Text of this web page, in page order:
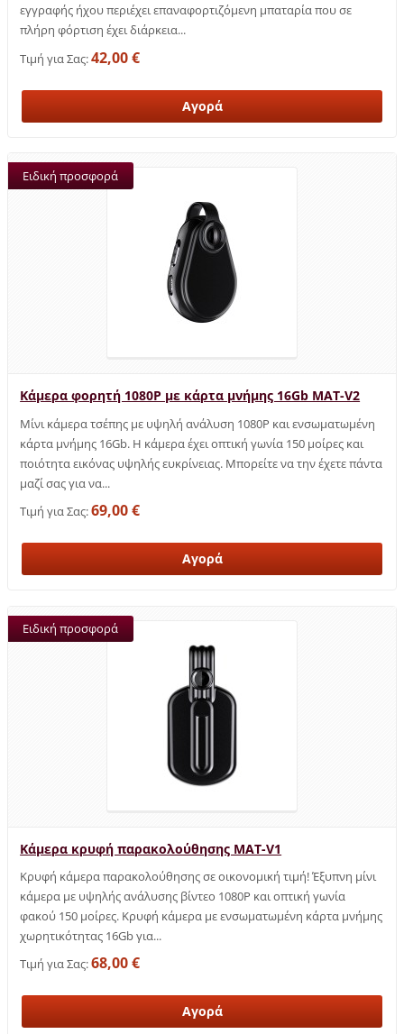
εγγραφής ήχου περιέχει επαναφορτιζόμενη μπαταρία που σε
πλήρη φόρτιση έχει διάρκεια...
Τιμή για Σας:42,00 €
Κάμερα φορητή 1080P με κάρτα μνήμης 16Gb MAT-V2
Ειδική προσφορά
Μίνι κάμερα τσέπης με υψηλή ανάλυση 1080P και ενσωματωμένη
κάρτα μνήμης 16Gb. Η κάμερα έχει οπτική γωνία 150 μοίρες και
ποιότητα εικόνας υψηλής ευκρίνειας. Μπορείτε να την έχετε πάντα
μαζί σας για να...
Τιμή για Σας:69,00 €
Κάμερα κρυφή παρακολούθησης MAT-V1
Ειδική προσφορά
Κρυφή κάμερα παρακολούθησης σε οικονομική τιμή! Έξυπνη μίνι
κάμερα με υψηλής ανάλυσης βίντεο 1080P και οπτική γωνία
φακού 150 μοίρες. Κρυφή κάμερα με ενσωματωμένη κάρτα μνήμης
χωρητικότητας 16Gb για...
Τιμή για Σας:68,00 €